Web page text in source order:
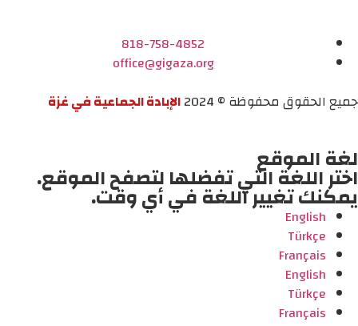
818-758-4852
office@gigaza.org
جميع الحقوق محفوظة © 2024
الإبادة الجماعية في غزة
لغة الموقع
اختر اللغة التي تفضلها لتصفح الموقع.
يمكنك تغيير اللغة في أي وقت.
English
Türkçe
Français
English
Türkçe
Français